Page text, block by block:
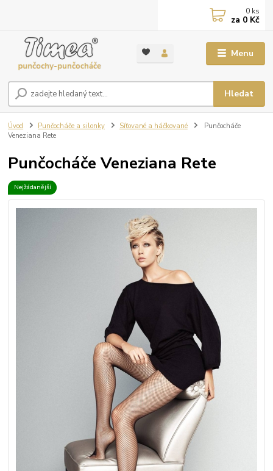
Menu
Hledat
0 ks
za 0 Kč
Úvod Punčocháče a silonky Síťované a háčkované
Punčocháče
Veneziana Rete
Punčocháče Veneziana Rete
Nejžádanější